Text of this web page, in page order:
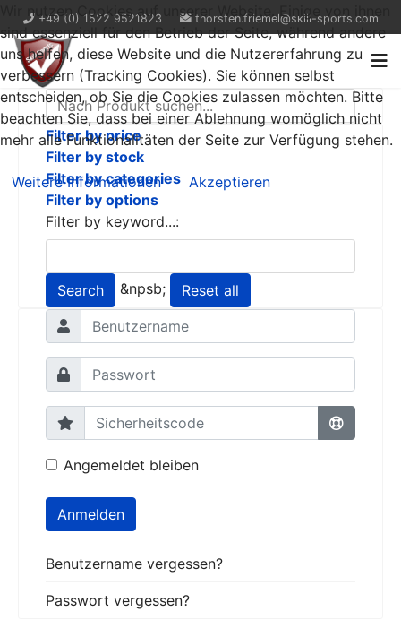
+49 (0) 1522 9521823 thorsten.friemel@skill-sports.com
Filter by price
Filter by stock
Filter by categories
Filter by options
Filter by keyword...:
Search &npsb; Reset all
Angemeldet bleiben
Anmelden
Benutzername vergessen?
Passwort vergessen?
Wir nutzen Cookies auf unserer Website. Einige von ihnen
sind essenziell für den Betrieb der Seite, während andere
uns helfen, diese Website und die Nutzererfahrung zu
verbessern (Tracking Cookies). Sie können selbst
entscheiden, ob Sie die Cookies zulassen möchten. Bitte
beachten Sie, dass bei einer Ablehnung womöglich nicht
mehr alle Funktionalitäten der Seite zur Verfügung stehen.
Weitere Informationen Akzeptieren